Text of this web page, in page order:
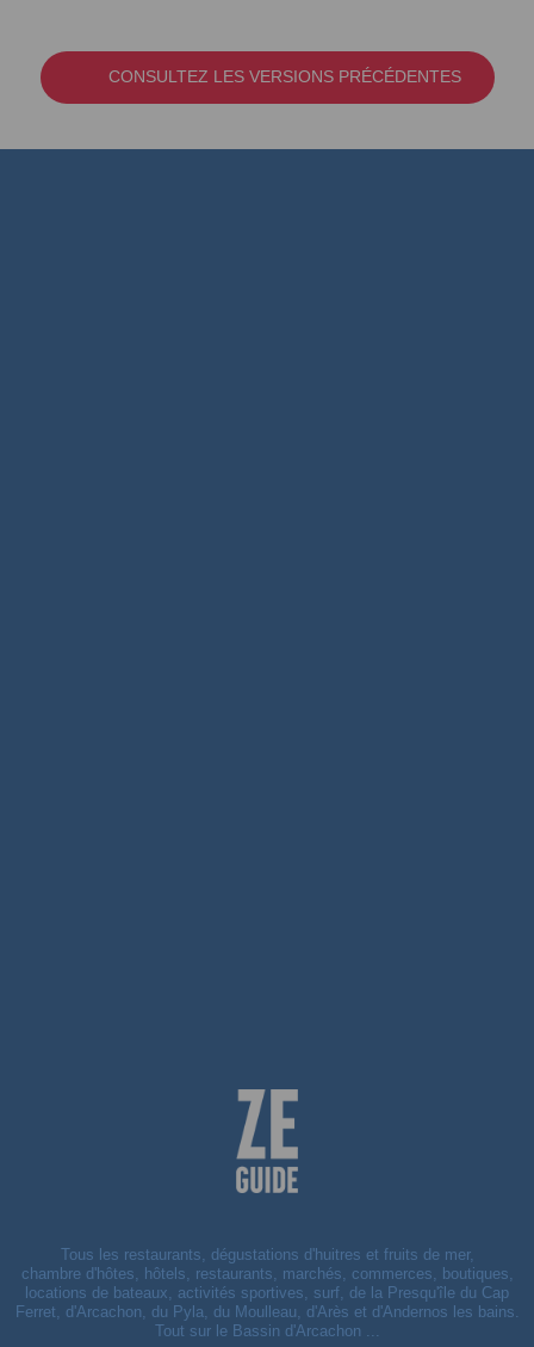
CONSULTEZ LES VERSIONS PRÉCÉDENTES
Tous les restaurants, dégustations d'huitres et fruits de mer,
chambre d'hôtes, hôtels, restaurants, marchés, commerces, boutiques,
locations de bateaux, activités sportives, surf, de la Presqu'île du Cap
Ferret, d'Arcachon, du Pyla, du Moulleau, d'Arès et d'Andernos les bains.
Tout sur le Bassin d'Arcachon ...